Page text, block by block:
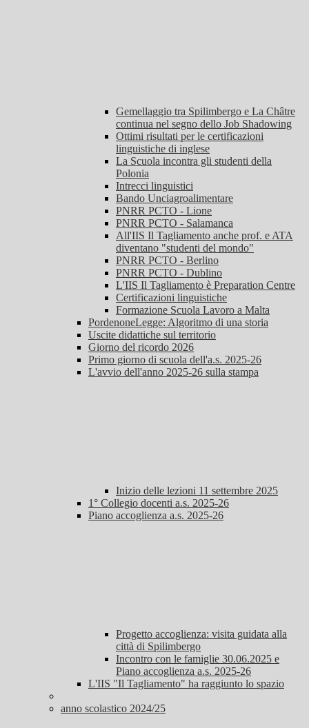
Gemellaggio tra Spilimbergo e La Châtre
continua nel segno dello Job Shadowing
Ottimi risultati per le certificazioni
linguistiche di inglese
La Scuola incontra gli studenti della
Polonia
Intrecci linguistici
Bando Unciagroalimentare
PNRR PCTO - Lione
PNRR PCTO - Salamanca
All'IIS Il Tagliamento anche prof. e ATA
diventano "studenti del mondo"
PNRR PCTO - Berlino
PNRR PCTO - Dublino
L'IIS Il Tagliamento è Preparation Centre
Certificazioni linguistiche
Formazione Scuola Lavoro a Malta
PordenoneLegge: Algoritmo di una storia
Uscite didattiche sul territorio
Giorno del ricordo 2026
Primo giorno di scuola dell'a.s. 2025-26
L'avvio dell'anno 2025-26 sulla stampa
Inizio delle lezioni 11 settembre 2025
1° Collegio docenti a.s. 2025-26
Piano accoglienza a.s. 2025-26
Progetto accoglienza: visita guidata alla
città di Spilimbergo
Incontro con le famiglie 30.06.2025 e
Piano accoglienza a.s. 2025-26
L'IIS "Il Tagliamento" ha raggiunto lo spazio
anno scolastico 2024/25